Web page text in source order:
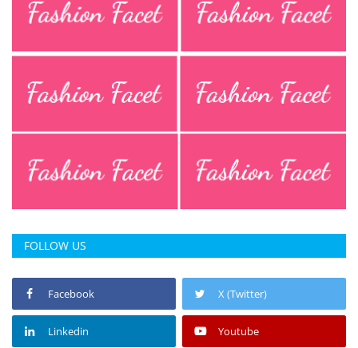
FOLLOW US
Facebook X (Twitter)
Linkedin Youtube